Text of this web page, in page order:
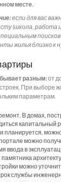
месте.
если для вас
(школа, работа
жилья близко к
разным:от
При выборе
параметрам.
В домах,
капитальный
планируется,
можно
ввода в
памятника
можно
службы